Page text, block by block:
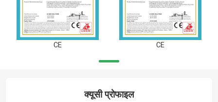
CE CE
क्यूसी प्रोफाइल